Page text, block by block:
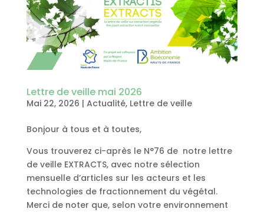
Lettre de veille mai 2026
Mai 22, 2026 | Actualité, Lettre de veille
Bonjour à tous et à toutes,
Vous trouverez ci-après le N°76 de notre lettre
de veille EXTRACTS, avec notre sélection
mensuelle d’articles sur les acteurs et les
technologies de fractionnement du végétal.
Merci de noter que, selon votre environnement